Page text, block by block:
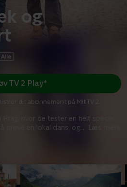
og
Prag, hvor de tester en helt speciel
prøve en lokal dans, og...
TV 2 Play*
dit abonnement på Mit TV 2.